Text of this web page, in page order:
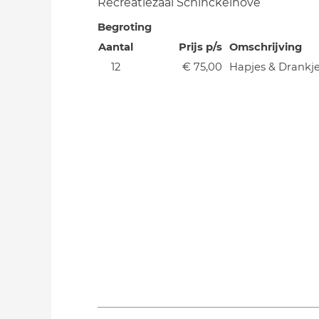
Begroting
Aantal
Prijs p/s Omschrijving
12
€ 75,00 Hapjes &